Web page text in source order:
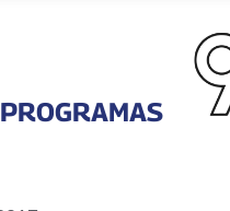
PROGRAMAS